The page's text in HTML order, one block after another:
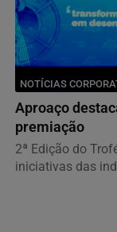
NOTÍCIAS
Aproaço
premiação
2ª Edição do
iniciativas das